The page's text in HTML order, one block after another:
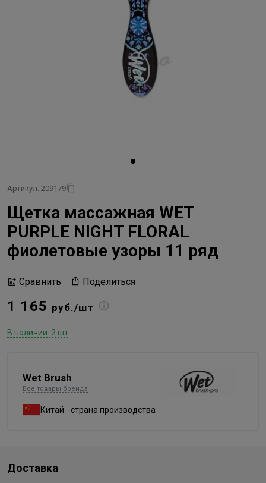
Артикул: 209179
Щетка массажная WET
PURPLE NIGHT FLORAL
фиолетовые узоры 11 ряд
Сравнить Поделиться
1 165 руб./шт
В наличии: 2 шт
Wet Brush
Все товары бренда
Китай - страна производства
Доставка